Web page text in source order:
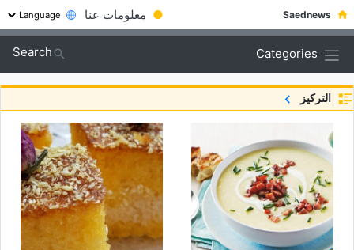
Saednews
● معلومات عنا
Categories
Search
التركيز